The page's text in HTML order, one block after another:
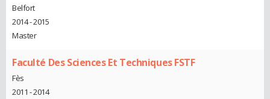
Belfort
2014 - 2015
Master
Faculté Des Sciences Et Techniques FSTF
Fès
2011 - 2014